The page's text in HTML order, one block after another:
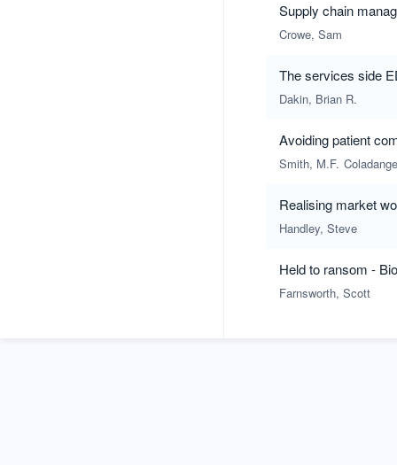
Supply chain
Crowe, Sam
The services side
Dakin, Brian R.
Avoiding patient
Smith, M.F.
Realising market
Handley, Steve
Held to ransom -
Farnsworth, Scott